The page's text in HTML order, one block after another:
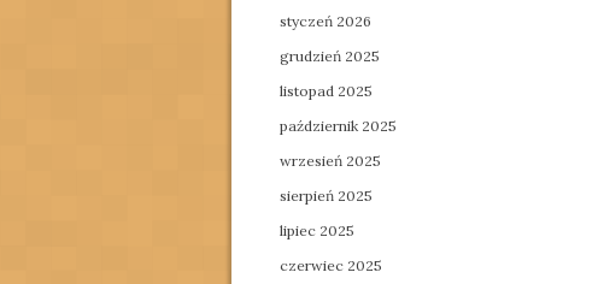
styczeń 2026
grudzień 2025
listopad 2025
październik 2025
wrzesień 2025
sierpień 2025
lipiec 2025
czerwiec 2025